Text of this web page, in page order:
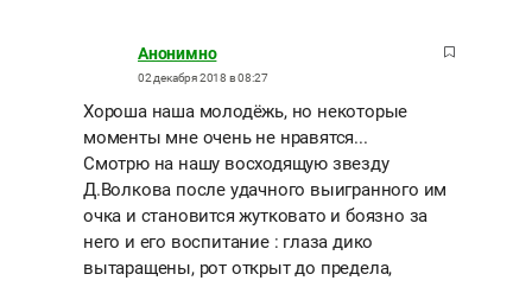
Анонимно
02 декабря 2018 в 08:27
Хороша наша молодёжь, но некоторые
моменты мне очень не нравятся...
Смотрю на нашу восходящую звезду
Д.Волкова после удачного выигранного им
очка и становится жутковато и боязно за
него и его воспитание : глаза дико
вытаращены, рот открыт до предела,